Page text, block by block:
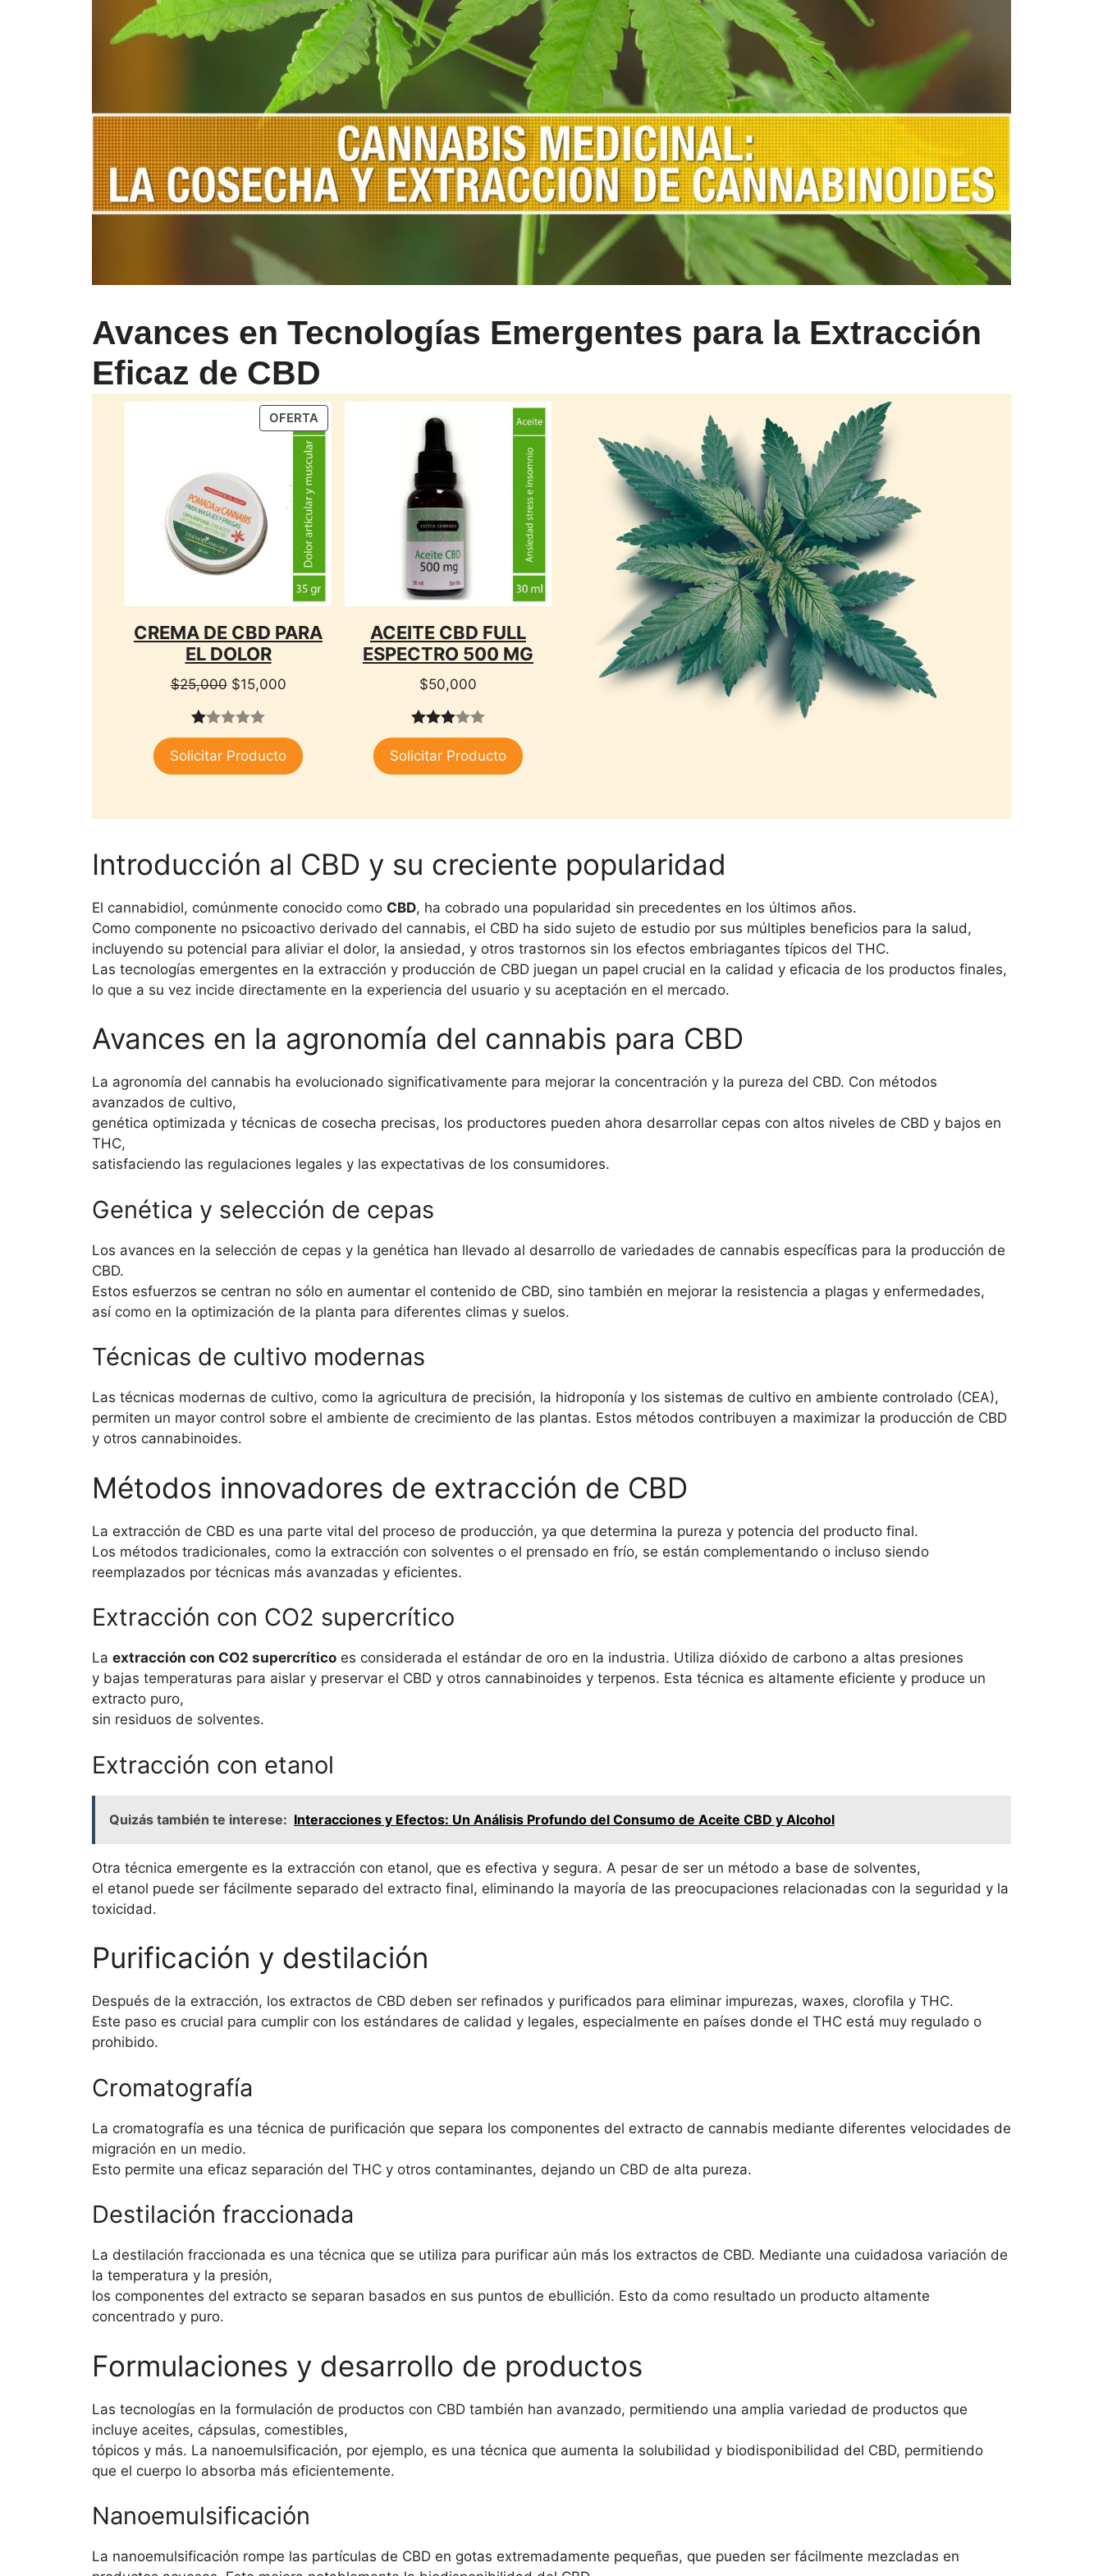
Avances en Tecnologías Emergentes para la Extracción
Eficaz de CBD
OFERTAPRODUCTO
EN
CREMA DE CBD PARA
EL DOLOR
$25,000 El
original
$25,000.
$15,000El
es:
$15,000.
1.
00
Solicitar Producto
ACEITE CBD FULL
ESPECTRO 500 MG
$50,000
3.00
de 5
Solicitar Producto
Introducción al CBD y su creciente popularidad
El cannabidiol, comúnmente conocido como CBD, ha cobrado una popularidad sin precedentes en los últimos años.
Como componente no psicoactivo derivado del cannabis, el CBD ha sido sujeto de estudio por sus múltiples beneficios para la salud,
incluyendo su potencial para aliviar el dolor, la ansiedad, y otros trastornos sin los efectos embriagantes típicos del THC.
Las tecnologías emergentes en la extracción y producción de CBD juegan un papel crucial en la calidad y eficacia de los productos finales,
lo que a su vez incide directamente en la experiencia del usuario y su aceptación en el mercado.
Avances en la agronomía del cannabis para CBD
La agronomía del cannabis ha evolucionado significativamente para mejorar la concentración y la pureza del CBD. Con métodos
avanzados de cultivo,
genética optimizada y técnicas de cosecha precisas, los productores pueden ahora desarrollar cepas con altos niveles de CBD y bajos en
THC,
satisfaciendo las regulaciones legales y las expectativas de los consumidores.
Genética y selección de cepas
Los avances en la selección de cepas y la genética han llevado al desarrollo de variedades de cannabis específicas para la producción de
CBD.
Estos esfuerzos se centran no sólo en aumentar el contenido de CBD, sino también en mejorar la resistencia a plagas y enfermedades,
así como en la optimización de la planta para diferentes climas y suelos.
Técnicas de cultivo modernas
Las técnicas modernas de cultivo, como la agricultura de precisión, la hidroponía y los sistemas de cultivo en ambiente controlado (CEA),
permiten un mayor control sobre el ambiente de crecimiento de las plantas. Estos métodos contribuyen a maximizar la producción de CBD
y otros cannabinoides.
Métodos innovadores de extracción de CBD
La extracción de CBD es una parte vital del proceso de producción, ya que determina la pureza y potencia del producto final.
Los métodos tradicionales, como la extracción con solventes o el prensado en frío, se están complementando o incluso siendo
reemplazados por técnicas más avanzadas y eficientes.
Extracción con CO2 supercrítico
La extracción con CO2 supercrítico es considerada el estándar de oro en la industria. Utiliza dióxido de carbono a altas presiones
y bajas temperaturas para aislar y preservar el CBD y otros cannabinoides y terpenos. Esta técnica es altamente eficiente y produce un
extracto puro,
sin residuos de solventes.
Extracción con etanol
Quizás también te interese: Interacciones y Efectos: Un Análisis Profundo del Consumo de Aceite CBD y Alcohol
Otra técnica emergente es la extracción con etanol, que es efectiva y segura. A pesar de ser un método a base de solventes,
el etanol puede ser fácilmente separado del extracto final, eliminando la mayoría de las preocupaciones relacionadas con la seguridad y la
toxicidad.
Purificación y destilación
Después de la extracción, los extractos de CBD deben ser refinados y purificados para eliminar impurezas, waxes, clorofila y THC.
Este paso es crucial para cumplir con los estándares de calidad y legales, especialmente en países donde el THC está muy regulado o
prohibido.
Cromatografía
La cromatografía es una técnica de purificación que separa los componentes del extracto de cannabis mediante diferentes velocidades de
migración en un medio.
Esto permite una eficaz separación del THC y otros contaminantes, dejando un CBD de alta pureza.
Destilación fraccionada
La destilación fraccionada es una técnica que se utiliza para purificar aún más los extractos de CBD. Mediante una cuidadosa variación de
la temperatura y la presión,
los componentes del extracto se separan basados en sus puntos de ebullición. Esto da como resultado un producto altamente
concentrado y puro.
Formulaciones y desarrollo de productos
Las tecnologías en la formulación de productos con CBD también han avanzado, permitiendo una amplia variedad de productos que
incluye aceites, cápsulas, comestibles,
tópicos y más. La nanoemulsificación, por ejemplo, es una técnica que aumenta la solubilidad y biodisponibilidad del CBD, permitiendo
que el cuerpo lo absorba más eficientemente.
Nanoemulsificación
La nanoemulsificación rompe las partículas de CBD en gotas extremadamente pequeñas, que pueden ser fácilmente mezcladas en